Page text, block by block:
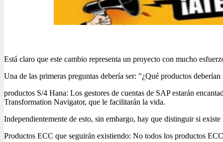
Está claro que este cambio representa un proyecto con mucho
Una de las primeras preguntas debería ser: "¿Qué productos
productos S/4 Hana: Los gestores de cuentas de SAP estarán
Transformation Navigator, que le facilitarán la vida.
Independientemente de esto, sin embargo, hay que distinguir si
Productos ECC que seguirán existiendo: No todos los productos